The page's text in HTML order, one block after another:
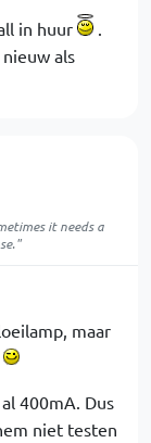
in huur
als
it needs a
maar
400mA. Dus
niet testen